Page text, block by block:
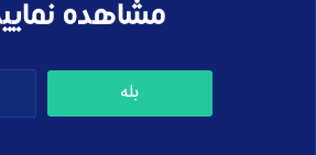
کلمه عبور خود را فراموش کرده‌اید؟
مشاهده
بله